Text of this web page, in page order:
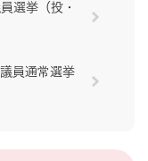
選挙（投・
員通常選挙